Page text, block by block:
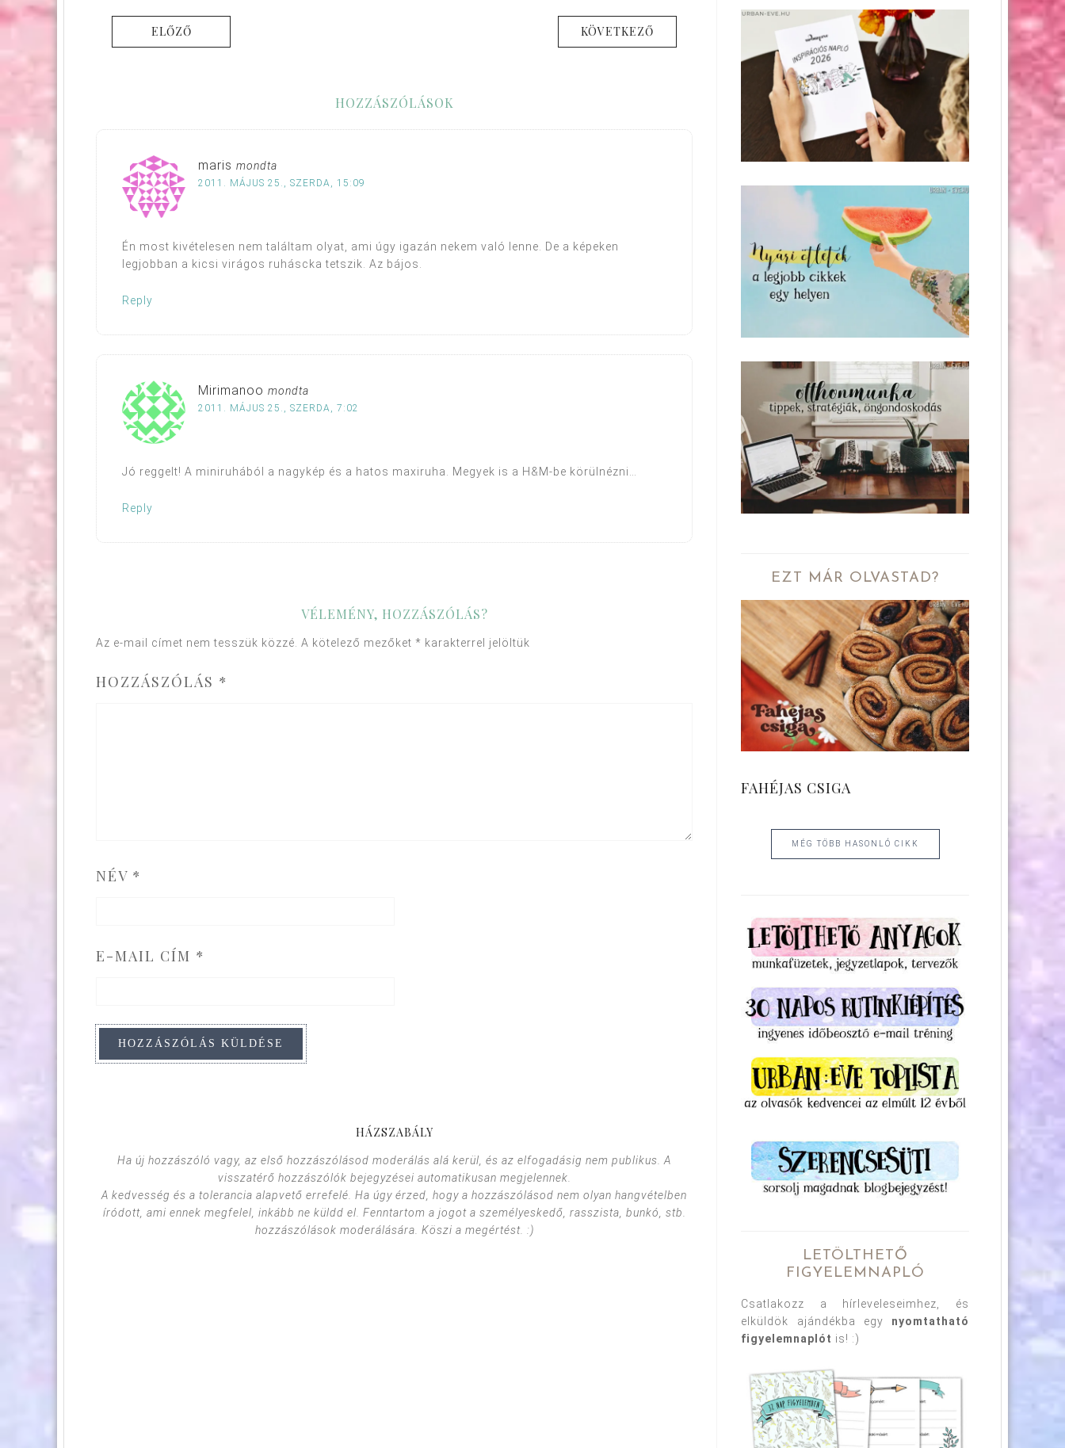
ELŐZŐ KÖVETKEZŐ
HOZZÁSZÓLÁSOK
maris mondta
2011. MÁJUS 25., SZERDA, 15:09
Én most kivételesen nem találtam olyat, ami úgy igazán nekem való lenne. De a képeken
legjobban a kicsi virágos ruháscka tetszik. Az bájos.
Reply
Mirimanoo mondta
2011. MÁJUS 25., SZERDA, 7:02
Jó reggelt! A miniruhából a nagykép és a hatos maxiruha. Megyek is a H&M-be körülnézni…
Reply
VÉLEMÉNY, HOZZÁSZÓLÁS?
Az e-mail címet nem tesszük közzé. A kötelező mezőket * karakterrel jelöltük
HOZZÁSZÓLÁS *
NÉV *
E-MAIL CÍM *
HÁZSZABÁLY
Ha új hozzászóló vagy, az első hozzászólásod moderálás alá kerül, és az elfogadásig nem publikus. A
visszatérő hozzászólók bejegyzései automatikusan megjelennek.
A kedvesség és a tolerancia alapvető errefelé. Ha úgy érzed, hogy a hozzászólásod nem olyan hangvételben
íródott, ami ennek megfelel, inkább ne küldd el. Fenntartom a jogot a személyeskedő, rasszista, bunkó, stb.
hozzászólások moderálására. Köszi a megértést. :)
EZT MÁR OLVASTAD?
FAHÉJAS CSIGA
MÉG TÖBB HASONLÓ CIKK
LETÖLTHETŐ
FIGYELEMNAPLÓ
Csatlakozz a hírleveleseimhez, és
elküldök ajándékba egy nyomtatható
figyelemnaplót is! :)